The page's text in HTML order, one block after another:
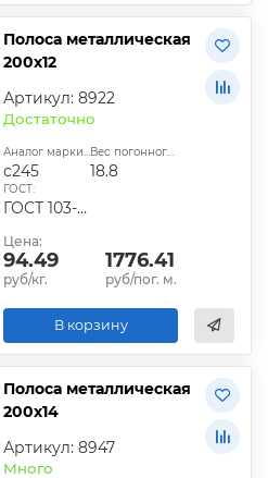
Полоса металлическая
200х12
Артикул: 8922
Достаточно
Аналог марки стали:
с245
Вес погонного метра, кг:
18.8
ГОСТ:
ГОСТ 103-2006, ГОСТ 1577-93, ГОСТ 4405-75
Цена:
94.49
руб/кг.
1776.41
руб/пог. м.
В корзину
Полоса металлическая
200х14
Артикул: 8947
Много